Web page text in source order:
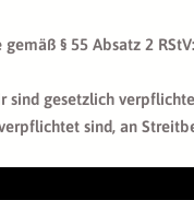
§ 55 Absatz 2
sind gesetzlich
sind, an